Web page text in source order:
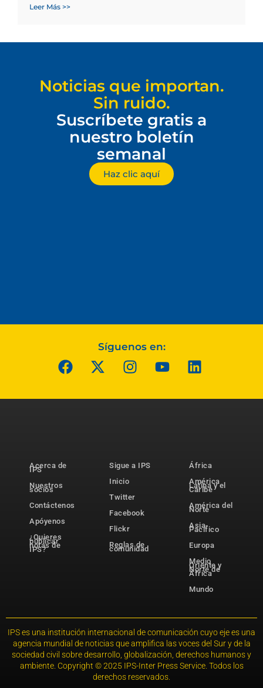
Leer Más >>
Noticias que importan.
Sin ruido.
Suscríbete gratis a
nuestro boletín
semanal
Haz clic aquí
Síguenos en:
Acerca de
IPS
Nuestros
socios
Contáctenos
Apóyenos
¿Quieres
publicar
notas de
IPS?
Sigue a IPS
Inicio
Twitter
Facebook
Flickr
Reglas de
comunidad
África
América
Latina y el
Caribe
América del
Norte
Asia-
Pacífico
Europa
Medio
Oriente y
Norte de
África
Mundo
IPS es una institución internacional de comunicación cuyo eje es una
agencia mundial de noticias que amplifica las voces del Sur y de la
sociedad civil sobre desarrollo, globalización, derechos humanos y
ambiente. Copyright © 2025 IPS-Inter Press Service. Todos los
derechos reservados.